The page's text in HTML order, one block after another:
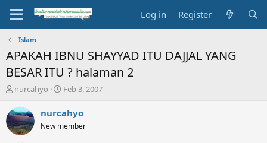
Log in Register
Islam
APAKAH IBNU SHAYYAD ITU DAJJAL YANG
BESAR ITU ? halaman 2
T
r
e
a
nurcahyo
S
a
t
Feb 3, 2007
nurcahyo
New member